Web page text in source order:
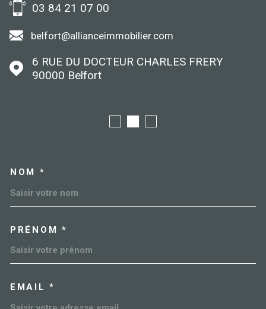
03 84 21 07 00
belfort@allianceimmobilier.com
6 RUE DU DOCTEUR CHARLES FRERY
90000
Belfort
NOM *
PRÉNOM *
EMAIL *